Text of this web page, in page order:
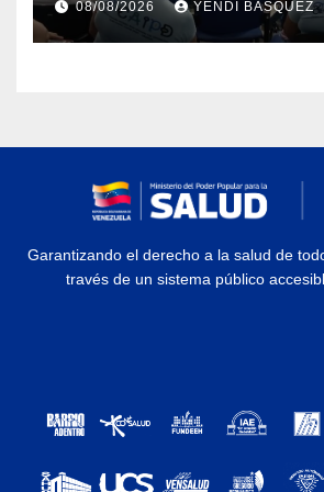
discapacidad
08/08/2026 YENDI BASQUEZ
Garantizando el derecho a la salud de
través de un sistema público